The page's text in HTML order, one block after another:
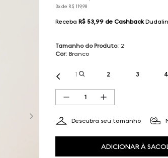
3x de R$ 119,98
Receba R$ 53,99 de Cashback
Tamanho do Produto: 2
Cor: Branco
1 2 3 4
Descubra seu tamanho
ADICIONAR À